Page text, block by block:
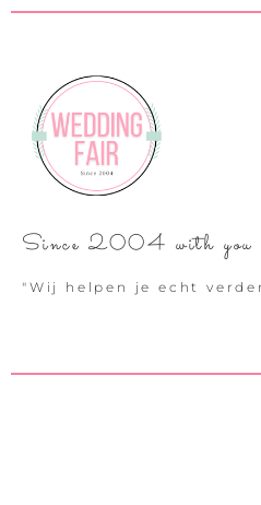
Since 2004 with you
"Wij helpen je echt